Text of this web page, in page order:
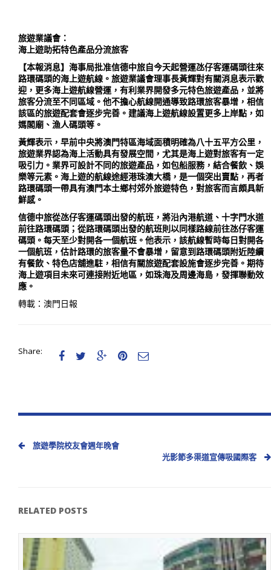
旅遊業議會：
海上遊助拓特色產品分流旅客
【本報消息】海事局批准信德中旅自今天起營運氹仔客運碼頭往來
路環碼頭的海上遊航線。旅遊業議會理事長黃輝對有關消息表示歡
迎，更多海上遊航線營運，有利業界開發多元特色旅遊產品，並將
旅客分流至不同區域。他不擔心航線開通導致路環旅客暴增，相信
該區的旅遊配套會逐步完善。建議海上遊航線設置更多上岸點，如
媽閣廟、漁人碼頭等。
黃輝表示，早前中央將澳門特區海域面積明確為八十五平方公里，
旅遊業界認為海上活動具有發展空間，尤其是海上遊對旅客有一定
吸引力。業界可設計不同的旅遊產品，如包船服務，結合餐飲、娛
樂等元素。海上遊的航線途經港珠澳大橋，是一個突出賣點，再者
路環碼頭一帶具有澳門本土鄉村郊外旅遊特色，對旅客而言頗具新
鮮感。
信德中旅從氹仔客運碼頭出發的航班，將沿內港航道、十字門水道
前往路環碼頭；從路環碼頭出發的航班則以同樣路線前往氹仔客運
碼頭。每天至少對開各一個航班。他表示，該航線暫時每日對開各
一個航班，估計路環的旅客量不會暴增，留意到路環碼頭附近陸續
有餐飲、特色店舖進駐，相信有關旅遊配套設施會逐步完善。期待
海上遊項目未來可連接附近地區，如珠海及周邊海島，發揮聯動效
應。
轉載：澳門日報
Share:     
旅遊學院校友會週年晚會
光影節多渠道宣傳吸國際客
RELATED POSTS